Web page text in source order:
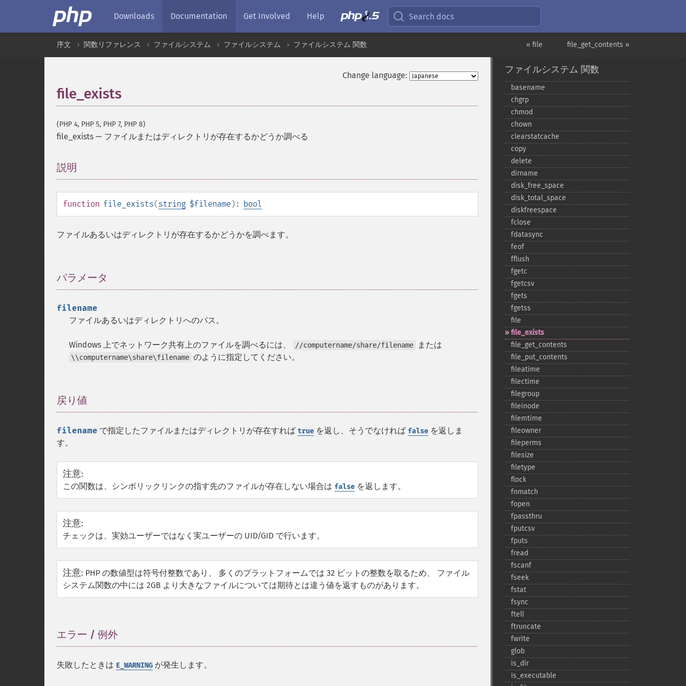
Downloads Documentation Get Involved Help Search docs
file_get_contents »
« file
序文 関数リファレンス ファイルシステム ファイルシステム ファイルシステム 関数
Change language:
file_exists
(PHP 4, PHP 5, PHP 7, PHP 8)
file_exists — ファイルまたはディレクトリが存在するかどうか調べる
説明
function file_exists(string $filename): bool
ファイルあるいはディレクトリが存在するかどうかを調べます。
パラメータ
filename
ファイルあるいはディレクトリへのパス。
Windows 上でネットワーク共有上のファイルを調べるには、 //computername/share/filename または
\\computername\share\filename のように指定してください。
戻り値
filename で指定したファイルまたはディレクトリが存在すれば true を返し、そうでなければ false を返しま
す。
注意:
この関数は、シンボリックリンクの指す先のファイルが存在しない場合は false を返します。
注意:
チェックは、実効ユーザーではなく実ユーザーの UID/GID で行います。
注意: PHP の数値型は符号付整数であり、 多くのプラットフォームでは 32 ビットの整数を取るため、 ファイル
システム関数の中には 2GB より大きなファイルについては期待とは違う値を返すものがあります。
エラー / 例外
失敗したときは E_WARNING が発生します。
ファイルシステム 関数
basename
chgrp
chmod
chown
clearstatcache
copy
delete
dirname
disk_​free_​space
disk_​total_​space
diskfreespace
fclose
fdatasync
feof
fflush
fgetc
fgetcsv
fgets
fgetss
file
file_​exists
file_​get_​contents
file_​put_​contents
fileatime
filectime
filegroup
fileinode
filemtime
fileowner
fileperms
filesize
filetype
flock
fnmatch
fopen
fpassthru
fputcsv
fputs
fread
fscanf
fseek
fstat
fsync
ftell
ftruncate
fwrite
glob
is_​dir
is_​executable